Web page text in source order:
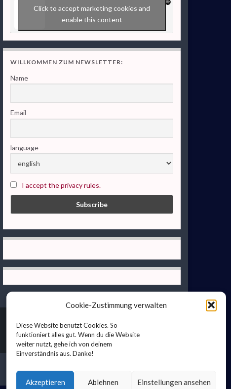
Cookie-Zustimmung verwalten
Diese Website benutzt Cookies. So
funktioniert alles gut. Wenn du die Website
weiter nutzt, gehe ich von deinem
Einverständnis aus. Danke!
Akzeptieren Ablehnen Einstellungen ansehen
Click to accept marketing cookies and
enable this content
WILLKOMMEN ZUM NEWSLETTER:
Name
Email
language
I accept the privacy rules.